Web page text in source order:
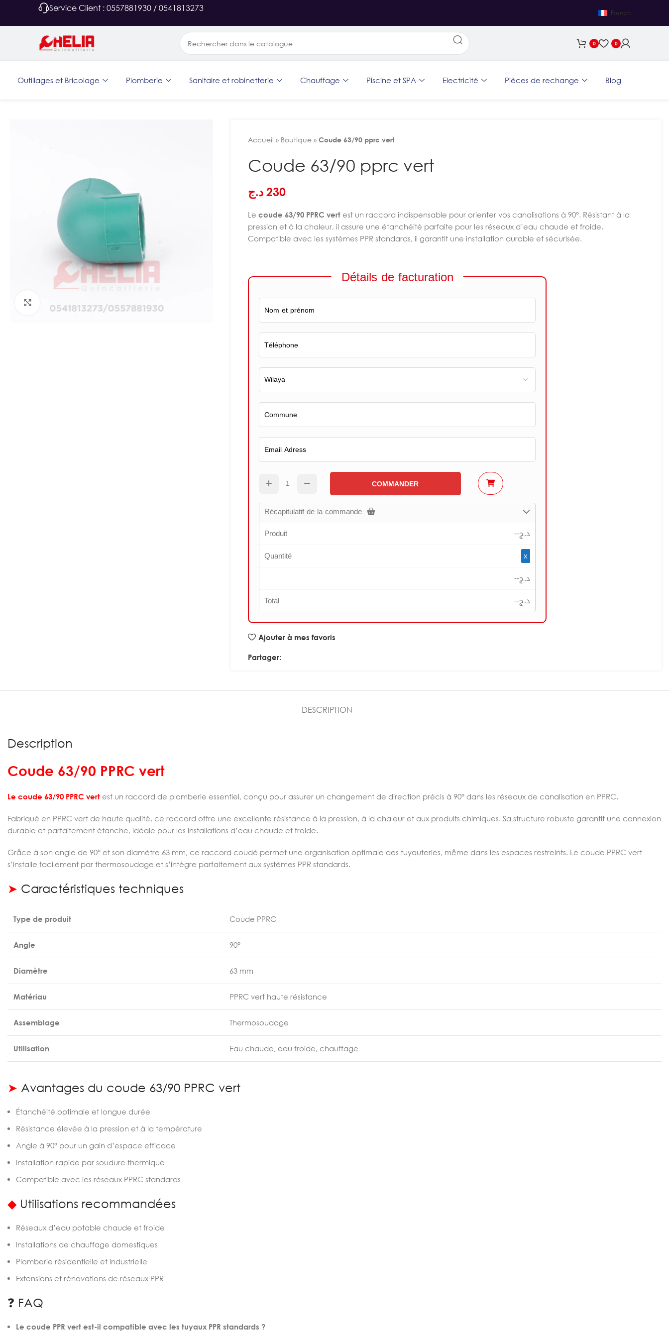
Service Client : 0557881930 / 0541813273 French
0 0
Outillages et Bricolage Plomberie Sanitaire et robinetterie Chauffage Piscine et SPA Electricité Pièces de rechange Blog
Accueil » Boutique » Coude 63/90 pprc vert
Coude 63/90 pprc vert
230 د.ج
Le coude 63/90 PPRC vert est un raccord indispensable pour orienter vos canalisations à 90°. Résistant à la
pression et à la chaleur, il assure une étanchéité parfaite pour les réseaux d’eau chaude et froide.
Compatible avec les systèmes PPR standards, il garantit une installation durable et sécurisée.
Détails de facturation
COMMANDER
Récapitulatif de la commande
Produit
--د.ج
Quantité
x
--د.ج
Total
--د.ج
Ajouter à mes favoris
Partager:
DESCRIPTION
Description
Coude 63/90 PPRC vert
Le coude 63/90 PPRC vert est un raccord de plomberie essentiel, conçu pour assurer un changement de direction précis à 90° dans les réseaux de canalisation en PPRC.
Fabriqué en PPRC vert de haute qualité, ce raccord offre une excellente résistance à la pression, à la chaleur et aux produits chimiques. Sa structure robuste garantit une connexion
durable et parfaitement étanche, idéale pour les installations d’eau chaude et froide.
Grâce à son angle de 90° et son diamètre 63 mm, ce raccord coudé permet une organisation optimale des tuyauteries, même dans les espaces restreints. Le coude PPRC vert
s’installe facilement par thermosoudage et s’intègre parfaitement aux systèmes PPR standards.
➤ Caractéristiques techniques
Type de produit Coude PPRC
Angle 90°
Diamètre 63 mm
Matériau PPRC vert haute résistance
Assemblage Thermosoudage
Utilisation Eau chaude, eau froide, chauffage
➤ Avantages du coude 63/90 PPRC vert
Étanchéité optimale et longue durée
Résistance élevée à la pression et à la température
Angle à 90° pour un gain d’espace efficace
Installation rapide par soudure thermique
Compatible avec les réseaux PPRC standards
◆Utilisations recommandées
Réseaux d’eau potable chaude et froide
Installations de chauffage domestiques
Plomberie résidentielle et industrielle
Extensions et rénovations de réseaux PPR
❓ FAQ
Le coude PPR vert est-il compatible avec les tuyaux PPR standards ?